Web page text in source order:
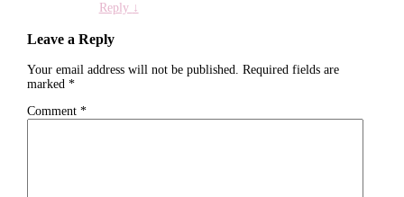
Reply ↓
Leave a Reply
Your email address will not be published. Required fields are
marked *
Comment *